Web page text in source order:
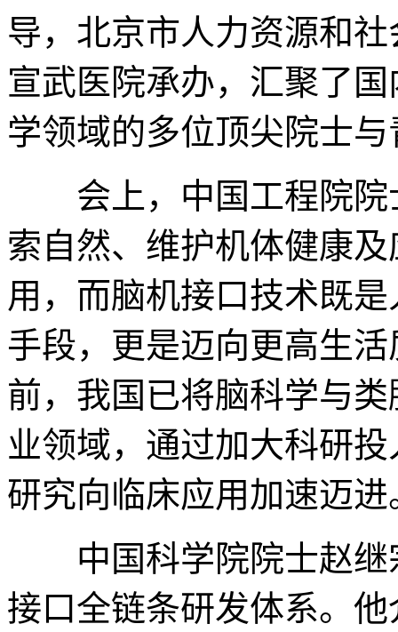
导，北京市人力资源和
宣武医院承办，汇聚了
学领域的多位顶尖院士
会上，中国工程院院
索自然、维护机体健康
用，而脑机接口技术既
手段，更是迈向更高生
前，我国已将脑科学与
业领域，通过加大科研
研究向临床应用加速迈进
中国科学院院士赵继
接口全链条研发体系。